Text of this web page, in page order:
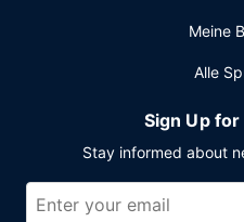
Meine
Alle
Sign Up
Stay informed about